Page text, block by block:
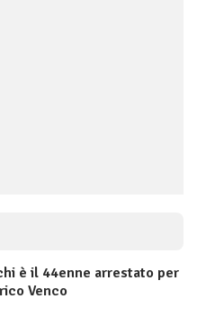
è il 44enne arrestato per
Venco